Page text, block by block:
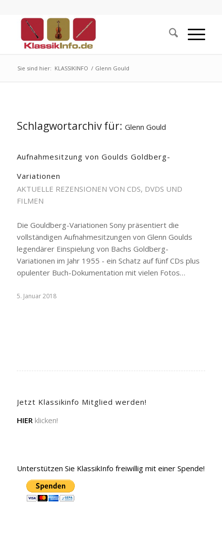
Sie sind hier: KLASSIKINFO / Glenn Gould
Schlagwortarchiv für: Glenn Gould
Aufnahmesitzung von Goulds Goldberg-
Variationen
AKTUELLE REZENSIONEN VON CDS, DVDS UND
FILMEN
Die Gouldberg-Variationen Sony präsentiert die
vollständigen Aufnahmesitzungen von Glenn Goulds
legendärer Einspielung von Bachs Goldberg-
Variationen im Jahr 1955 - ein Schatz auf fünf CDs plus
opulenter Buch-Dokumentation mit vielen Fotos…
5. Januar 2018
Jetzt Klassikinfo Mitglied werden!
HIER klicken!
Unterstützen Sie KlassikInfo freiwillig mit einer Spende!